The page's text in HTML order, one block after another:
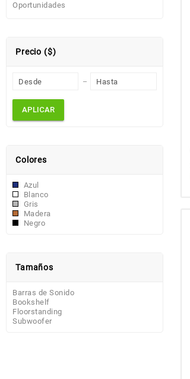
Oportunidades
Precio ($)
APLICAR
Colores
Azul
Blanco
Gris
Madera
Negro
Tamaños
Barras de Sonido
Bookshelf
Floorstanding
Subwoofer